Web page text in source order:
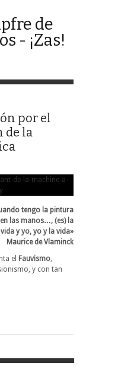
de
- ¡Zas!
por el
de la
tengo la pintura
en las manos…, (es) la
vida y yo, yo y la vida»
Maurice de Vlaminck
el Fauvismo
y con tan